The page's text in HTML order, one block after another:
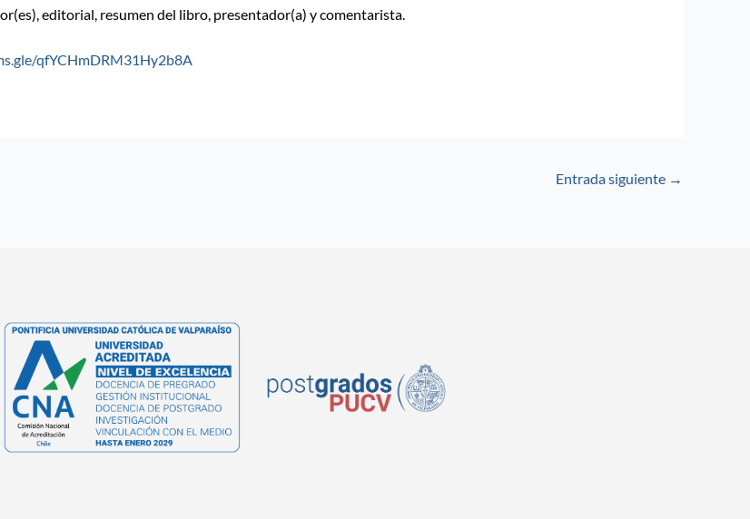
editorial, resumen del libro, presentador(a) y comentarista.
qfYCHmDRM31Hy2b8A
Entrada siguiente →